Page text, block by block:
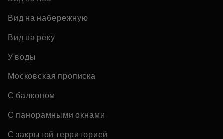
Вид на набережную
Вид на реку
У воды
Московская прописка
С балконом
С панорамными окнами
С закрытой территорией